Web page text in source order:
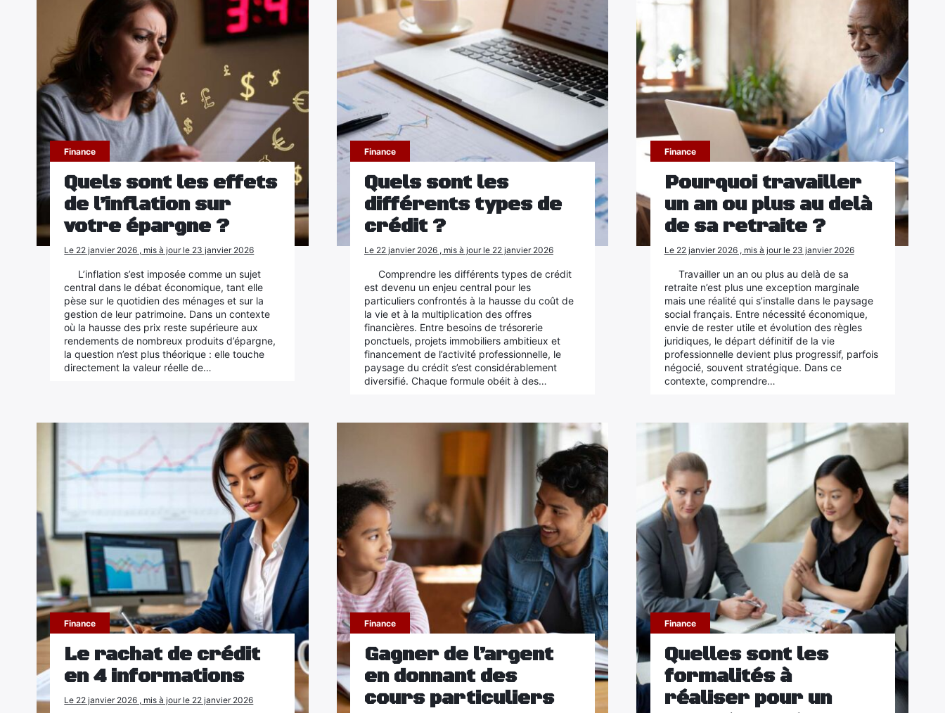
Finance
Quels sont les effets
de l’inflation sur
votre épargne ?
Le 22 janvier 2026 , mis à jour le 23 janvier 2026
L’inflation s’est imposée comme un sujet
central dans le débat économique, tant elle
pèse sur le quotidien des ménages et sur la
gestion de leur patrimoine. Dans un contexte
où la hausse des prix reste supérieure aux
rendements de nombreux produits d’épargne,
la question n’est plus théorique : elle touche
directement la valeur réelle de…
Finance
Quels sont les
différents types de
crédit ?
Le 22 janvier 2026 , mis à jour le 22 janvier 2026
Comprendre les différents types de crédit
est devenu un enjeu central pour les
particuliers confrontés à la hausse du coût de
la vie et à la multiplication des offres
financières. Entre besoins de trésorerie
ponctuels, projets immobiliers ambitieux et
financement de l’activité professionnelle, le
paysage du crédit s’est considérablement
diversifié. Chaque formule obéit à des…
Finance
Pourquoi travailler
un an ou plus au delà
de sa retraite ?
Le 22 janvier 2026 , mis à jour le 23 janvier 2026
Travailler un an ou plus au delà de sa
retraite n’est plus une exception marginale
mais une réalité qui s’installe dans le paysage
social français. Entre nécessité économique,
envie de rester utile et évolution des règles
juridiques, le départ définitif de la vie
professionnelle devient plus progressif, parfois
négocié, souvent stratégique. Dans ce
contexte, comprendre…
Finance
Le rachat de crédit
en 4 informations
Le 22 janvier 2026 , mis à jour le 22 janvier 2026
Finance
Gagner de l’argent
en donnant des
cours particuliers
Finance
Quelles sont les
formalités à
réaliser pour un